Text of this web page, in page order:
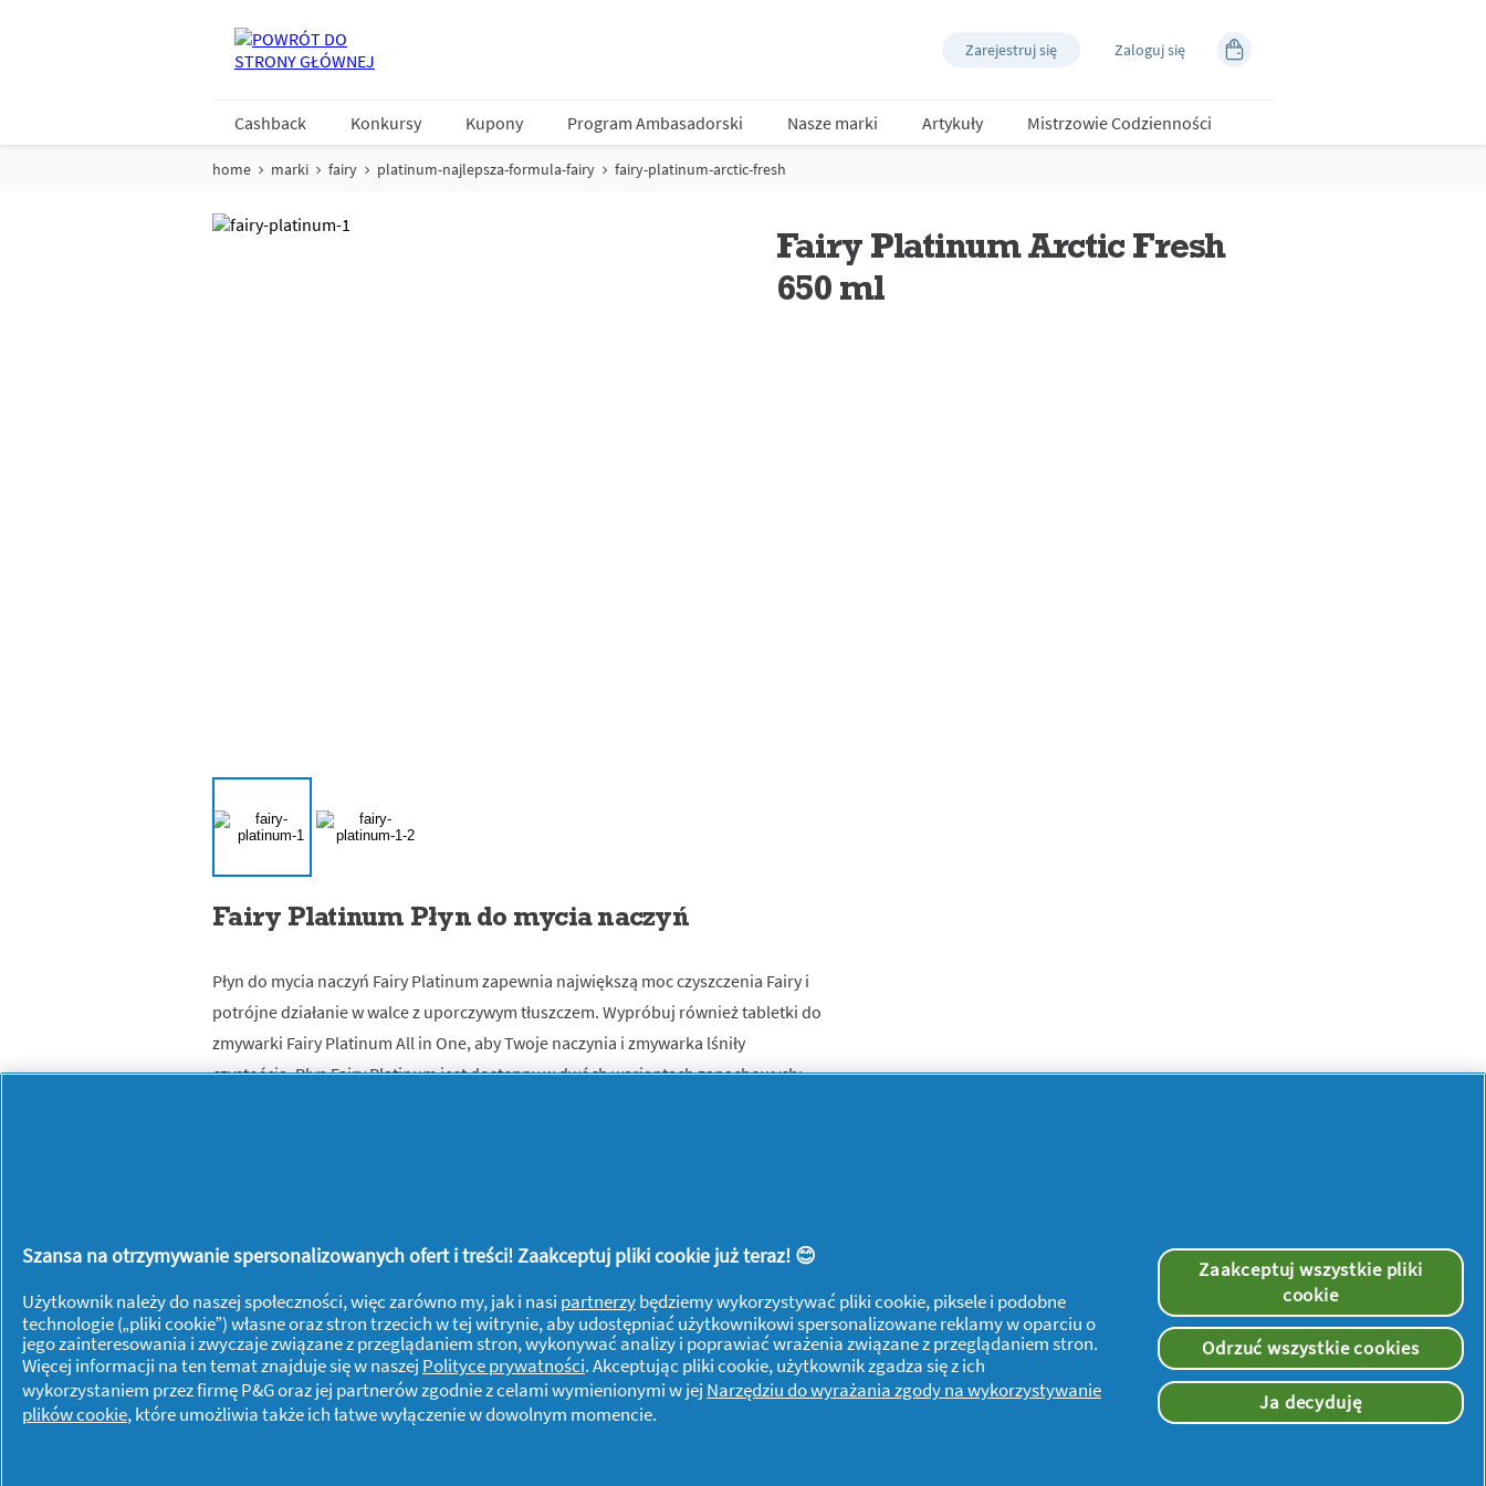
Zarejestruj się Zaloguj się
Cashback Konkursy Kupony Program Ambasadorski Nasze marki Artykuły Mistrzowie Codzienności
home marki fairy platinum-najlepsza-formula-fairy fairy-platinum-arctic-fresh
Fairy Platinum Arctic Fresh
650 ml
Fairy Platinum Płyn do mycia naczyń
Płyn do mycia naczyń Fairy Platinum zapewnia największą moc czyszczenia Fairy i
potrójne działanie w walce z uporczywym tłuszczem. Wypróbuj również tabletki do
zmywarki Fairy Platinum All in One, aby Twoje naczynia i zmywarka lśniły
czystością. Płyn Fairy Platinum jest dostępny w dwóch wariantach zapachowych:
Dowiedz się więcej o P&G
O nas
Kontakt
Więcej inspiracji
Szansa na otrzymywanie spersonalizowanych ofert i treści! Zaakceptuj pliki cookie już teraz! 😊
Użytkownik należy do naszej społeczności, więc zarówno my, jak i nasi partnerzybędziemy wykorzystywać pliki cookie, piksele i podobne
technologie („pliki cookie”) własne oraz stron trzecich w tej witrynie, aby udostępniać użytkownikowi spersonalizowane reklamy w oparciu o
jego zainteresowania i zwyczaje związane z przeglądaniem stron, wykonywać analizy i poprawiać wrażenia związane z przeglądaniem stron.
Więcej informacji na ten temat znajduje się w naszej Polityce prywatności. Akceptując pliki cookie, użytkownik zgadza się z ich
wykorzystaniem przez firmę P&G oraz jej partnerów zgodnie z celami wymienionymi w jej Narzędziu do wyrażania zgody na wykorzystywanie
plików cookie, które umożliwia także ich łatwe wyłączenie w dowolnym momencie.
Zaakceptuj wszystkie pliki
cookie
Odrzuć wszystkie cookies
Ja decyduję